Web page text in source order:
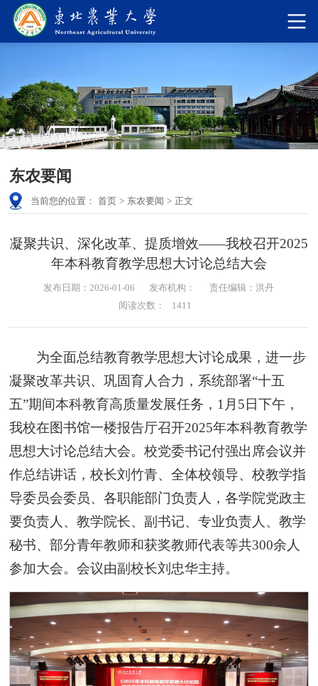
东农要闻
当前您的位置： 首页 > 东农要闻 > 正文
凝聚共识、深化改革、提质增效——我校召开2025
年本科教育教学思想大讨论总结大会
发布日期：2026-01-06 发布机构：
责任编辑：洪丹
阅读次数：
1411
为全面总结教育教学思想大讨论成果，进一步
凝聚改革共识、巩固育人合力，系统部署“十五
五”期间本科教育高质量发展任务，1月5日下午，
我校在图书馆一楼报告厅召开2025年本科教育教学
思想大讨论总结大会。校党委书记付强出席会议并
作总结讲话，校长刘竹青、全体校领导、校教学指
导委员会委员、各职能部门负责人，各学院党政主
要负责人、教学院长、副书记、专业负责人、教学
秘书、部分青年教师和获奖教师代表等共300余人
参加大会。会议由副校长刘忠华主持。